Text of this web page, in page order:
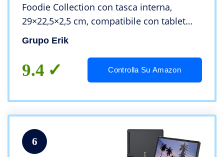
Foodie Collection con tasca interna,
29×22,5×2,5 cm, compatibile con tablet
dalle dimensioni fino a 10,5”
Grupo Erik
9.4 Controlla Su Amazon
6